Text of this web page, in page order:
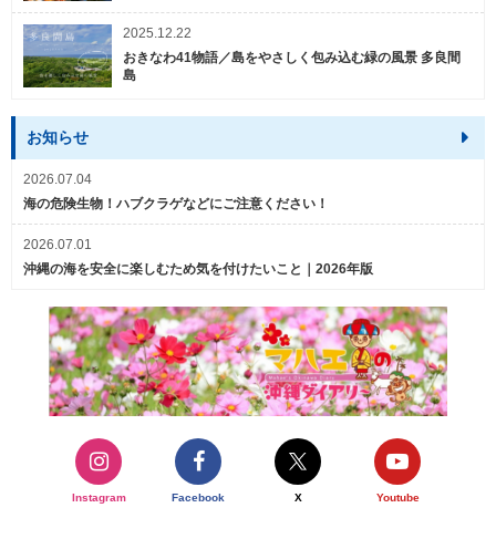
2025.12.22
おきなわ41物語／島をやさしく包み込む緑の風景 多良間
島
お知らせ
2026.07.04
海の危険生物！ハブクラゲなどにご注意ください！
2026.07.01
沖縄の海を安全に楽しむため気を付けたいこと｜2026年版
Instagram Facebook X Youtube